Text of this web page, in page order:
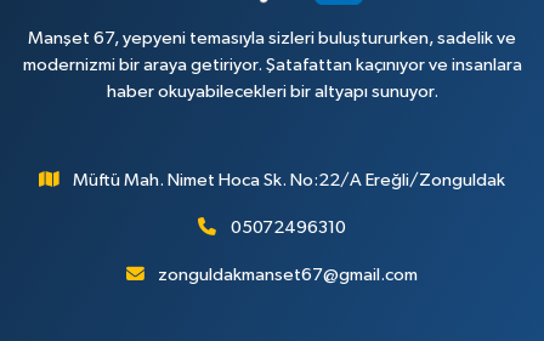
Manşet 67, yepyeni temasıyla sizleri buluştururken, sadelik ve
modernizmi bir araya getiriyor. Şatafattan kaçınıyor ve insanlara
haber okuyabilecekleri bir altyapı sunuyor.
Müftü Mah. Nimet Hoca Sk. No:22/A Ereğli/Zonguldak
05072496310
zonguldakmanset67@gmail.com